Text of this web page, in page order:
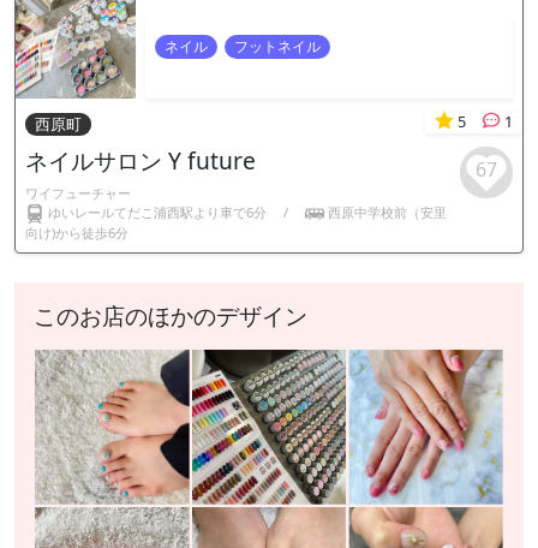
ネイル フットネイル
西原町 5 1
ネイルサロン Y future
ワイフューチャー
ゆいレールてだこ浦西駅より車で6分
/
西原中学校前（安里
向け)から徒歩6分
67
このお店のほかのデザイン